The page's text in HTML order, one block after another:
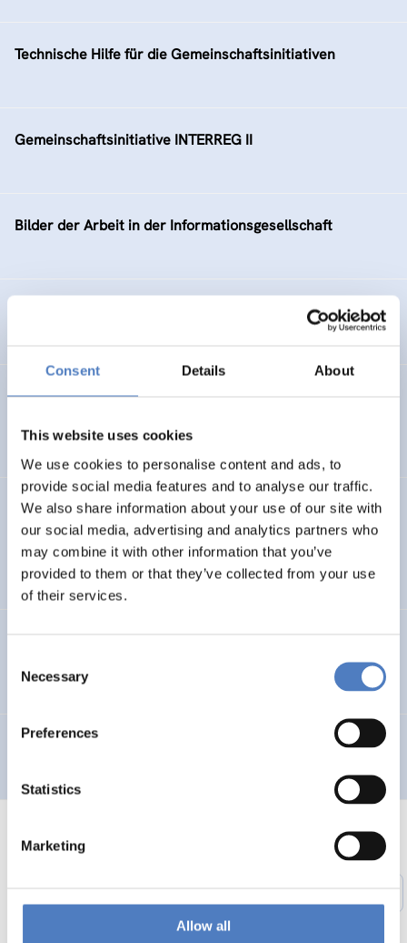
Consent Details About
This website uses cookies
We use cookies to personalise content and ads, to
provide social media features and to analyse our traffic.
We also share information about your use of our site with
our social media, advertising and analytics partners who
may combine it with other information that you’ve
provided to them or that they’ve collected from your use
of their services.
Selection
Necessary
Preferences
Statistics
Marketing
Allow all
Technische Hilfe für die Gemeinschaftsinitiativen
Gemeinschaftsinitiative INTERREG II
Bilder der Arbeit in der Informationsgesellschaft
Gender Mainstreaming in der Wiener Arbeitsmarktpolitik
SOCIAL INCLUSION (INCL. MIGRATION)
Weiterbildung für unternehmerisch aktive
ImmigrantInnen
SOCIAL INCLUSION (INCL. MIGRATION)
Evaluierung der Siemens-Qualifizierungsmaßnahmen
… 56